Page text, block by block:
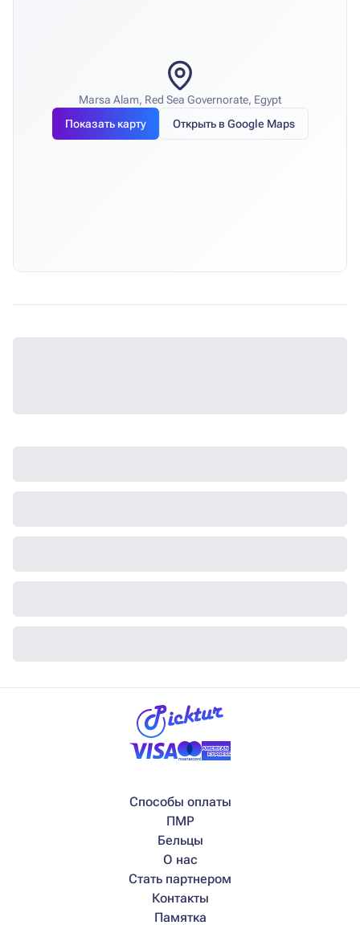
Marsa Alam, Red Sea Governorate, Egypt
Показать карту
Открыть в Google Maps
Способы оплаты
ПМР
Бельцы
О нас
Стать партнером
Контакты
Памятка